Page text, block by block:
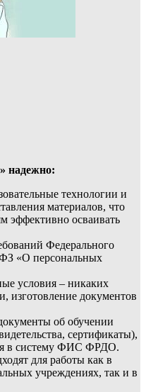
надежно:
технологии и
материалов, что
эффективно осваивать
Федерального
«О персональных
условия – никаких
изготовление документов
об обучении
сертификаты),
в систему ФИС ФРДО.
для работы как в
учреждениях, так и в